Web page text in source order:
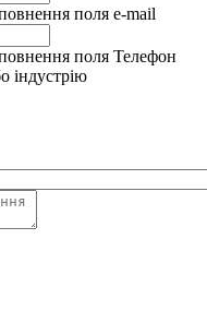
поля e-mail
поля Телефон
індустрію